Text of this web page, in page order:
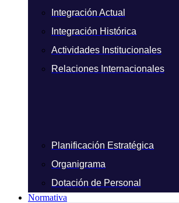
Integración Actual
Integración Histórica
Actividades Institucionales
Relaciones Internacionales
Planificación Estratégica
Organigrama
Dotación de Personal
Normativa